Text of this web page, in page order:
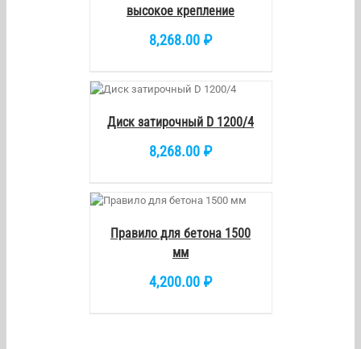
высокое крепление
8,268.00 ₽
Диск затирочный D 1200/4
8,268.00 ₽
Правило для бетона 1500
мм
4,200.00 ₽